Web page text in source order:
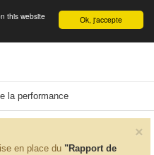
English Ok, j'accepte
this website
la performance
×
en place du "Rapport de